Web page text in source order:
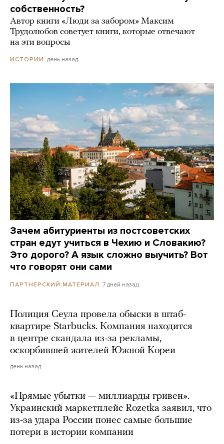
собственность?
Автор книги «Люди за забором» Максим
Трудолюбов советует книги, которые отвечают
на эти вопросы
ИСТОРИИ день назад
Зачем абитуриенты из постсоветских
стран едут учиться в Чехию и Словакию?
Это дорого? А язык сложно выучить? Вот
что говорят они сами
ПАРТНЕРСКИЙ МАТЕРИАЛ 7 дней назад
Полиция Сеула провела обыски в штаб-
квартире Starbucks. Компания находится
в центре скандала из-за рекламы,
оскорбившей жителей Южной Кореи
день назад
«Прямые убытки — миллиарды гривен».
Украинский маркетплейс Rozetka заявил, что
из-за удара России понес самые большие
потери в истории компании